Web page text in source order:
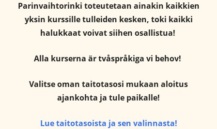
Parinvaihtorinki toteutetaan ainakin kaikkien
yksin kurssille tulleiden kesken, toki kaikki
halukkaat voivat siihen osallistua!
Alla kurserna är tvåspråkiga vi behov!
Valitse oman taitotasosi mukaan aloitus
ajankohta ja tule paikalle!
Lue taitotasoista ja sen valinnasta!